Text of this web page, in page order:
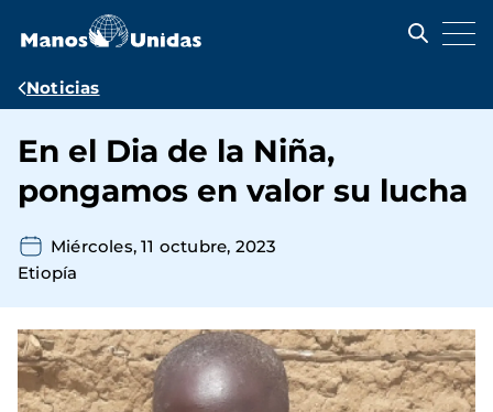
contenido
Ruta
navegación
Noticias
En el Dia de la Niña,
pongamos en valor su lucha
Miércoles, 11 octubre, 2023
Etiopía